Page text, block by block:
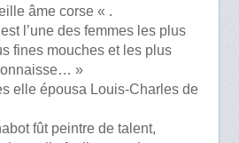
âme corse « .
l’une des femmes les plus
fines mouches et les plus
»
elle épousa Louis-Charles de
fût peintre de talent,